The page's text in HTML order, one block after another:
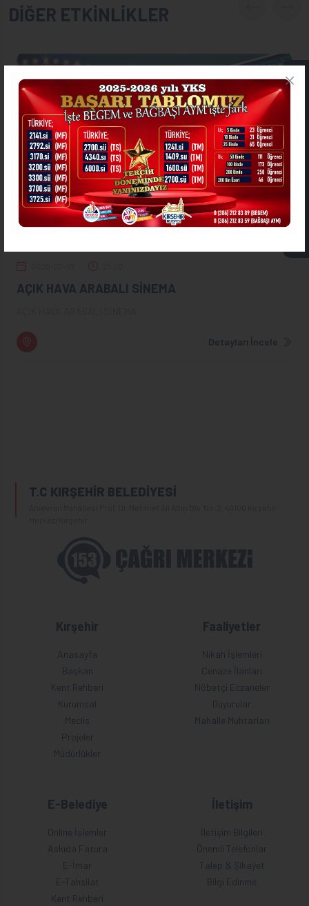
DİĞER ETKİNLİKLER
AÇIK HAVA ARABALI SİNEMA
Detayları İncele
T.C KIRŞEHİR BELEDİYESİ
Kırşehir
Anasayfa
Başkan
Kent Rehberi
Kurumsal
Meclis
Projeler
Müdürlükler
Faaliyetler
Nikah İşlemleri
Cenaze İlanları
Nöbetçi Eczaneler
Duyurular
Mahalle Muhtarları
E-Belediye
Online İşlemler
Askıda Fatura
E-İmar
E-Tahsilat
Kent Rehberi
İletişim
İletişim Bilgileri
Önemli Telefonlar
Talep & Şikayet
Bilgi Edinme
ONLİNE İŞLEMLER